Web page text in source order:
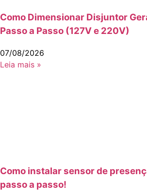
Como Dimensionar Disjuntor
Passo a Passo (127V e 220V)
07/08/2026
Leia mais »
Como instalar sensor de
passo a passo!